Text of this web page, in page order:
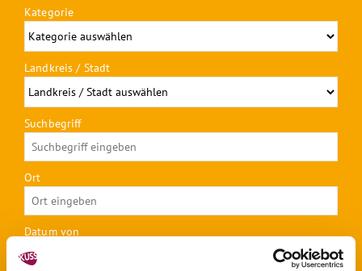
Kategorie
Landkreis / Stadt
Suchbegriff
Ort
Datum von